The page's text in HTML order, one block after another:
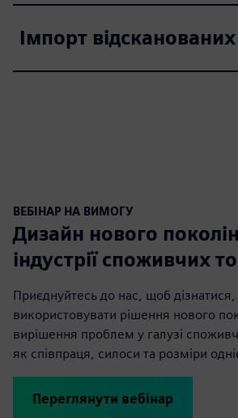
Імпорт
ВЕБІНАР НА ВИМОГУ
Дизайн нового
індустрії споживчих
Приєднуйтесь до нас, щоб дізнатися,
використовувати рішення нового
вирішення проблем у галузі
як співпраця, силоси та розміри
Переглянути вебінар